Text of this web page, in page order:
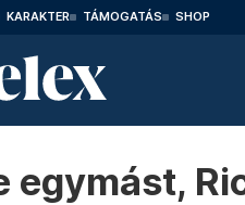
KARAKTER TÁMOGATÁS SHOP